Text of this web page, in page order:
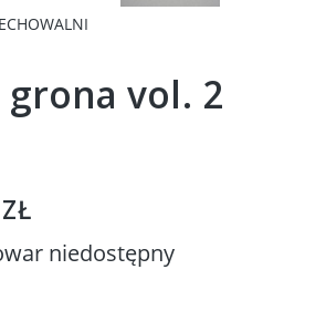
grona vol. 2
niedostępny